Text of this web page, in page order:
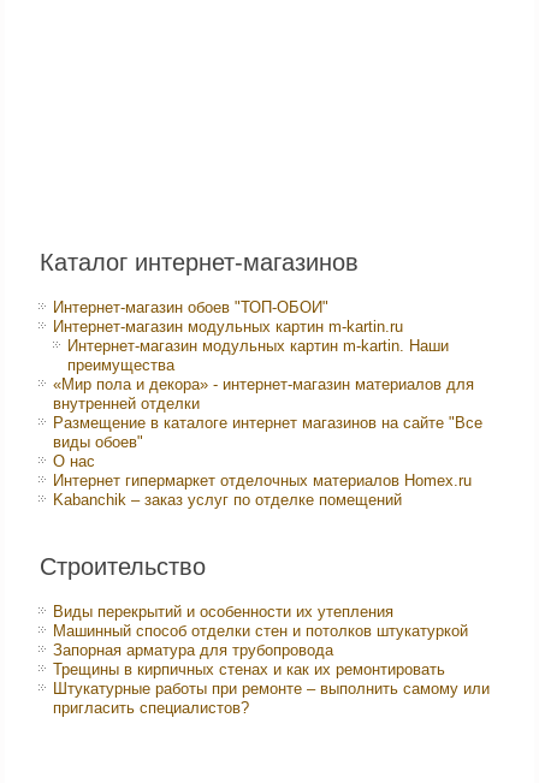
Каталог интернет-магазинов
Интернет-магазин обоев "ТОП-ОБОИ"
Интернет-магазин модульных картин m-kartin.ru
Интернет-магазин модульных картин m-kartin. Наши
преимущества
«Мир пола и декора» - интернет-магазин материалов для
внутренней отделки
Размещение в каталоге интернет магазинов на сайте "Все
виды обоев"
О нас
Интернет гипермаркет отделочных материалов Homex.ru
Kabanchik – заказ услуг по отделке помещений
Строительство
Виды перекрытий и особенности их утепления
Машинный способ отделки стен и потолков штукатуркой
Запорная арматура для трубопровода
Трещины в кирпичных стенах и как их ремонтировать
Штукатурные работы при ремонте – выполнить самому или
пригласить специалистов?